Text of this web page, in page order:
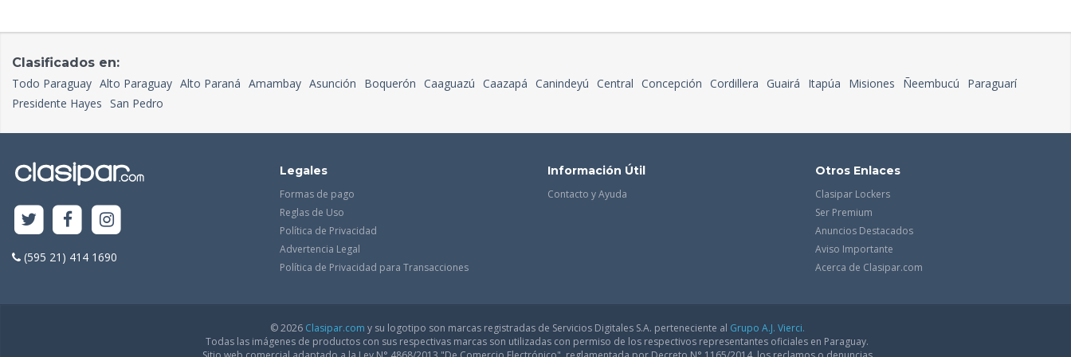
Clasificados en:
Todo Paraguay Alto Paraguay Alto Paraná Amambay Asunción Boquerón Caaguazú Caazapá Canindeyú Central Concepción Cordillera Guairá Itapúa Misiones Ñeembucú
Paraguarí
Presidente Hayes San Pedro
(595 21) 414 1690
Legales
Formas de pago
Reglas de Uso
Política de Privacidad
Advertencia Legal
Política de Privacidad para Transacciones
Información Útil
Contacto y Ayuda
Otros Enlaces
Clasipar Lockers
Ser Premium
Anuncios Destacados
Aviso Importante
Acerca de Clasipar.com
© 2026 Clasipar.com y su logotipo son marcas registradas de Servicios Digitales S.A. perteneciente al Grupo A.J. Vierci.
Todas las imágenes de productos con sus respectivas marcas son utilizadas con permiso de los respectivos representantes oficiales en Paraguay.